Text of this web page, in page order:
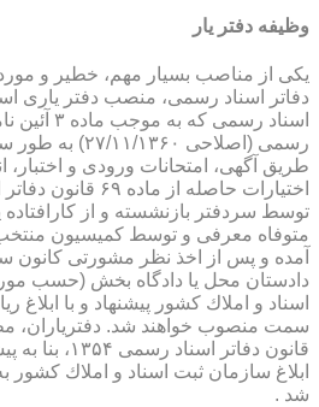
وظیفه دفتر یار
یكی از مناصب بسیار مهم، خطیر و
دفاتر اسناد رسمی، منصب دفتر یاری
اسناد رسمی
رسمی (اصلاحی ۲۷/
طریق آگهی، امتحانات ورودی و اختبار،
توسط سردفتر بازنشسته و از كارافتاده
متوفاه معرفی و توسط كمیسیون منتخب
آمده و پس از اخذ نظر مشورتی كانون
دادستان محل یا دادگاه بخش (حسب
اسناد و املاك كشور پیشنهاد و با ابلاغ
قانون دفاتر
ابلاغ سازمان ثبت اسناد و املاك
شد .